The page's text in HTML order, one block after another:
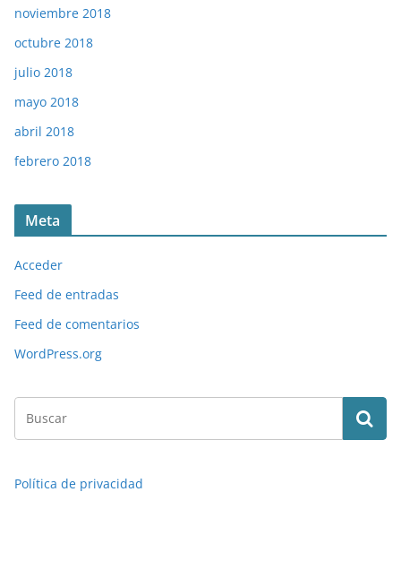
noviembre 2018
octubre 2018
julio 2018
mayo 2018
abril 2018
febrero 2018
Meta
Acceder
Feed de entradas
Feed de comentarios
WordPress.org
Política de privacidad